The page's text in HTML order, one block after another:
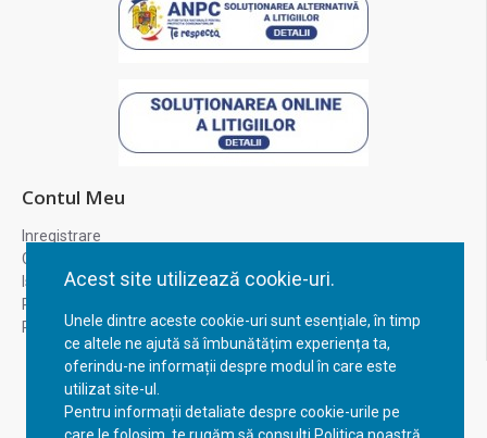
Acest site utilizează cookie-uri.
Unele dintre aceste cookie-uri sunt esențiale, în timp
ce altele ne ajută să îmbunătățim experiența ta,
oferindu-ne informații despre modul în care este
utilizat site-ul.
Pentru informații detaliate despre cookie-urile pe
Contul Meu
Inregistrare
Contul meu
Istoric comenzi
Recuperare parola
Returnare produs